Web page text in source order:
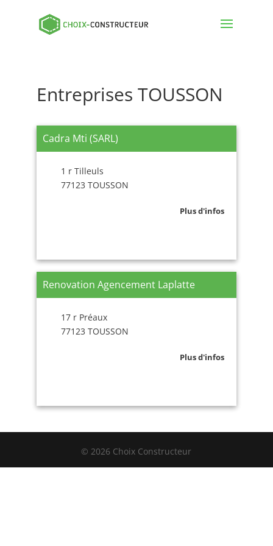
Entreprises TOUSSON
Cadra Mti (SARL)
1 r Tilleuls
77123 TOUSSON
Plus d'infos
Renovation Agencement Laplatte
17 r Préaux
77123 TOUSSON
Plus d'infos
© 2026 Choix Constructeur